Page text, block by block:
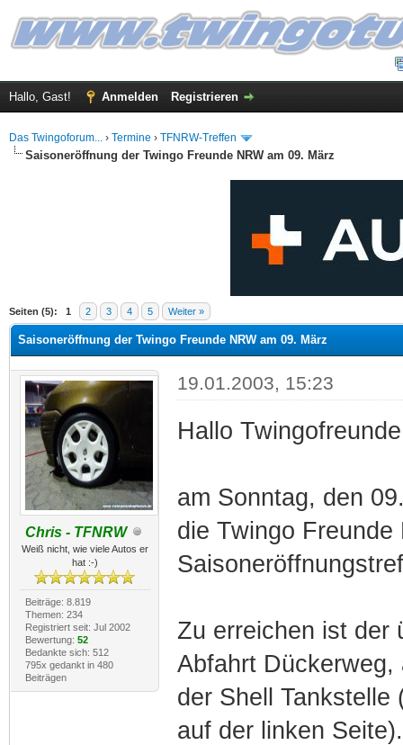
Hallo, Gast! Anmelden Registrieren
Das Twingoforum... › Termine › TFNRW-Treffen
Saisoneröffnung der Twingo Freunde NRW am 09. März
Seiten (5): 1 2 3 4 5 Weiter »
Durchschnitt
Saisoneröffnung der Twingo Freunde NRW am 09. März
Chris - TFNRW
Weiß nicht, wie viele Autos er
hat :-)
Beiträge: 8.819
Themen: 234
Registriert seit: Jul 2002
Bewertung: 52
Bedankte sich: 512
795x gedankt in 480
Beiträgen
19.01.2003, 15:23
Hallo
am Sonntag, den
die Twingo
Zu erreichen ist der
Abfahrt
der Shell Tankstelle
auf der linken Seite).